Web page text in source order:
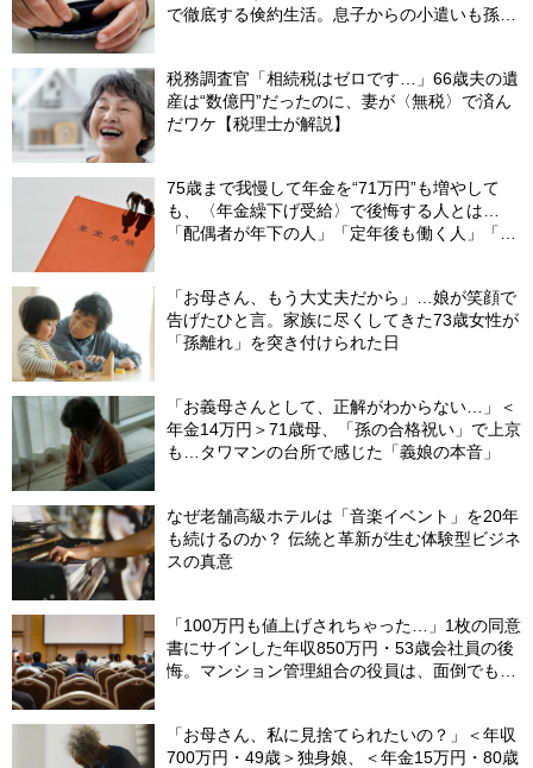
で徹底する倹約生活。息子からの小遣いも孫の
税務調査官「相続税はゼロです…」66歳夫の遺
産は“数億円”だったのに、妻が〈無税〉で済ん
だワケ【税理士が解説】
75歳まで我慢して年金を“71万円”も増やして
も、〈年金繰下げ受給〉で後悔する人とは…
「配偶者が年下の人」「定年後も働く人」「特
「お母さん、もう大丈夫だから」…娘が笑顔で
告げたひと言。家族に尽くしてきた73歳女性が
「孫離れ」を突き付けられた日
「お義母さんとして、正解がわからない…」＜
年金14万円＞71歳母、「孫の合格祝い」で上京
も…タワマンの台所で感じた「義娘の本音」
なぜ老舗高級ホテルは「音楽イベント」を20年
も続けるのか？ 伝統と革新が生む体験型ビジネ
スの真意
「100万円も値上げされちゃった…」1枚の同意
書にサインした年収850万円・53歳会社員の後
悔。マンション管理組合の役員は、面倒でも自
「お母さん、私に見捨てられたいの？」＜年収
700万円・49歳＞独身娘、＜年金15万円・80歳